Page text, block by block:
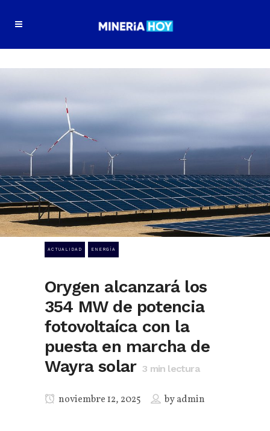
ACTUALIDAD ENERGÍA
Orygen alcanzará los
354 MW de potencia
fotovoltaíca con la
puesta en marcha de
Wayra solar 3 min lectura
noviembre 12, 2025 byadmin